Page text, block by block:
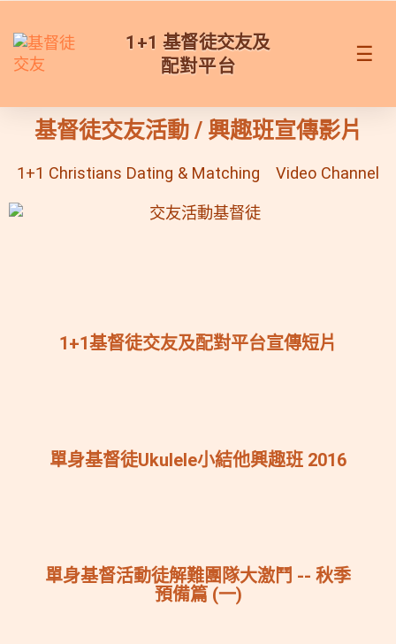
☰
基督徒交友活動 / 興趣班宣傳影片
1+1 Christians Dating & Matching Video Channel
1+1基督徒交友及配對平台宣傳短片
單身基督徒Ukulele小結他興趣班 2016
單身基督活動徒解難團隊大激鬥 -- 秋季
預備篇 (一)